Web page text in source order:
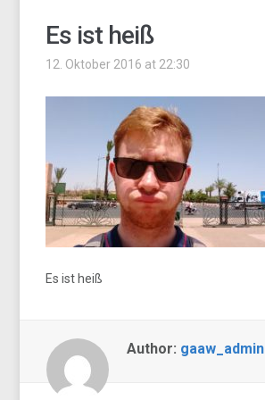
Es ist heiß
12. Oktober 2016 at 22:30
Es ist heiß
Author: gaaw_admin